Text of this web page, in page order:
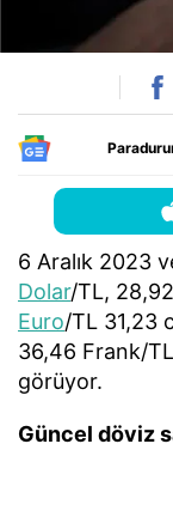
6 Aralık 2023
Dolar/TL,
Euro/TL 31,23
36,46 Frank/
görüyor.
Güncel döviz